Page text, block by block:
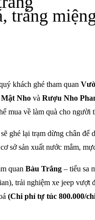
tráng
khách ghé tham quan
Mật Nho và Rượu Nho
mua về làm quà cho người
ghé lại trạm dừng chân để
sở sản xuất nước mắm,
quan Bàu Trắng – tiểu sa
trải nghiệm xe jeep vượt
(Chi phí tự túc 800.000/